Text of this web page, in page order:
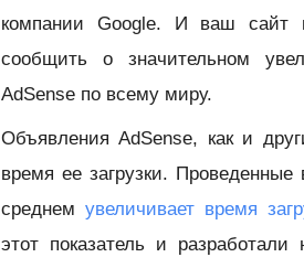
компании Google. И ваш сайт
сообщить о значительном
AdSense по всему миру.
Объявления AdSense, как и
время ее загрузки.
среднемувеличивает время
этот показатель и разработали